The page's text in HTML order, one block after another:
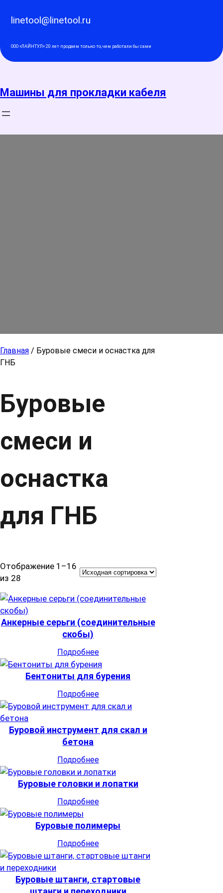
linetool@linetool.ru
ООО «ЛАЙНТУЛ» 20 лет продаем только то, чем работали бы сами
Машины для прокладки кабеля
Главная / Буровые смеси и оснастка для
ГНБ
Буровые
смеси и
оснастка
для ГНБ
Отображение 1–16
из 28
Анкерные серьги (соединительные
скобы)
Подробнее
Бентониты для бурения
Подробнее
Буровой инструмент для скал и
бетона
Подробнее
Буровые головки и лопатки
Подробнее
Буровые полимеры
Подробнее
Буровые штанги, стартовые